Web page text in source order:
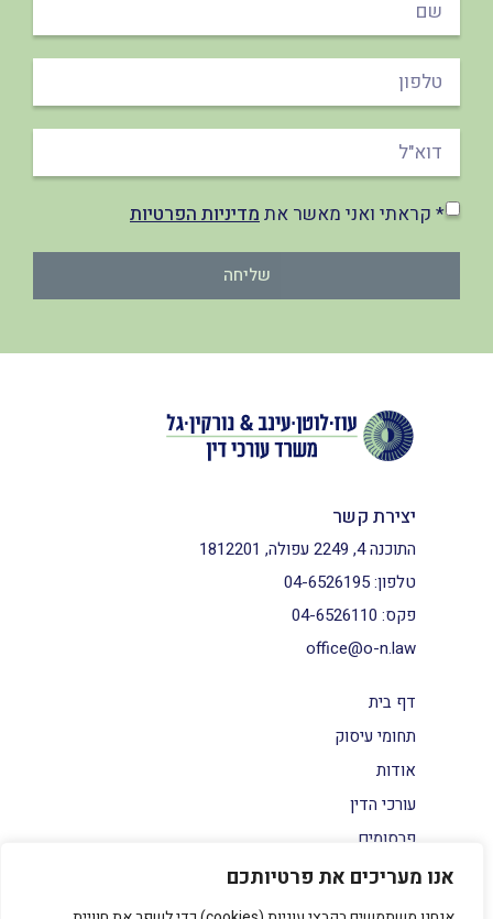
אנו מעריכים את פרטיותכם
* קראתי ואני מאשר אתמדיניות הפרטיות
שליחה
דף בית
תחומי עיסוק
אודות
עורכי הדין
פרסומים
צור קשר
יצירת קשר
התוכנה 4, 2249 עפולה, 1812201
טלפון:04-6526195
פקס: 04-6526110
office@o-n.law